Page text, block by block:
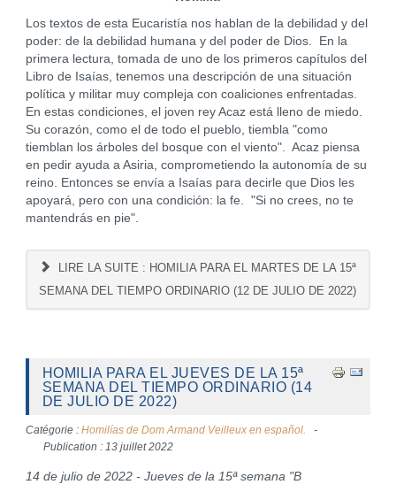
Los textos de esta Eucaristía nos hablan de la debilidad y del
poder: de la debilidad humana y del poder de Dios. En la
primera lectura, tomada de uno de los primeros capítulos del
Libro de Isaías, tenemos una descripción de una situación
política y militar muy compleja con coaliciones enfrentadas.
En estas condiciones, el joven rey Acaz está lleno de miedo.
Su corazón, como el de todo el pueblo, tiembla "como
tiemblan los árboles del bosque con el viento". Acaz piensa
en pedir ayuda a Asiria, comprometiendo la autonomía de su
reino. Entonces se envía a Isaías para decirle que Dios les
apoyará, pero con una condición: la fe. "Si no crees, no te
mantendrás en pie".
LIRE LA SUITE : HOMILIA PARA EL MARTES DE LA 15ª
SEMANA DEL TIEMPO ORDINARIO (12 DE JULIO DE 2022)
HOMILIA PARA EL JUEVES DE LA 15ª
SEMANA DEL TIEMPO ORDINARIO (14
DE JULIO DE 2022)
Catégorie : Homilías de Dom Armand Veilleux en español.
Publication : 13 juillet 2022
14 de julio de 2022 - Jueves de la 15ª semana "B